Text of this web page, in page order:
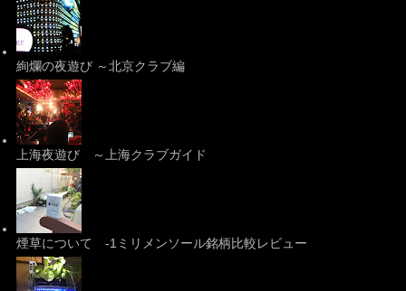
絢爛の夜遊び ～北京クラブ編
上海夜遊び ～上海クラブガイド
煙草について -1ミリメンソール銘柄比較レビュー